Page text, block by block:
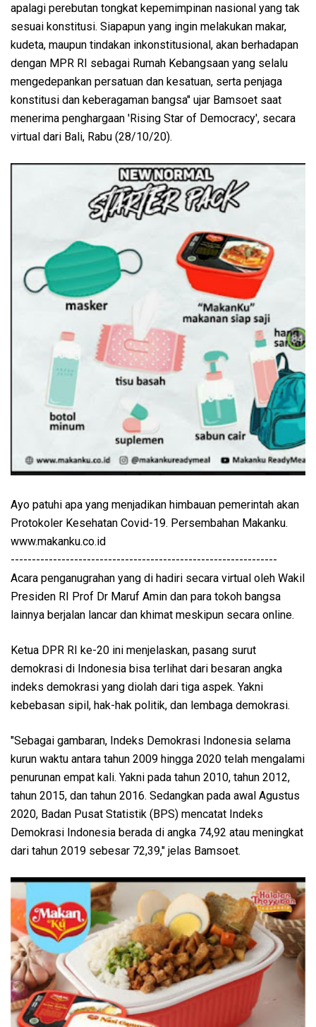
apalagi perebutan tongkat kepemimpinan nasional yang tak
sesuai konstitusi. Siapapun yang ingin melakukan makar,
kudeta, maupun tindakan inkonstitusional, akan berhadapan
dengan MPR RI sebagai Rumah Kebangsaan yang selalu
mengedepankan persatuan dan kesatuan, serta penjaga
konstitusi dan keberagaman bangsa" ujar Bamsoet saat
menerima penghargaan 'Rising Star of Democracy', secara
virtual dari Bali, Rabu (28/10/20).
Ayo patuhi apa yang menjadikan himbauan pemerintah akan
Protokoler Kesehatan Covid-19. Persembahan Makanku.
www.makanku.co.id
---------------------------------------------------------------
Acara penganugrahan yang di hadiri secara virtual oleh Wakil
Presiden RI Prof Dr Maruf Amin dan para tokoh bangsa
lainnya berjalan lancar dan khimat meskipun secara online.
Ketua DPR RI ke-20 ini menjelaskan, pasang surut
demokrasi di Indonesia bisa terlihat dari besaran angka
indeks demokrasi yang diolah dari tiga aspek. Yakni
kebebasan sipil, hak-hak politik, dan lembaga demokrasi.
"Sebagai gambaran, Indeks Demokrasi Indonesia selama
kurun waktu antara tahun 2009 hingga 2020 telah mengalami
penurunan empat kali. Yakni pada tahun 2010, tahun 2012,
tahun 2015, dan tahun 2016. Sedangkan pada awal Agustus
2020, Badan Pusat Statistik (BPS) mencatat Indeks
Demokrasi Indonesia berada di angka 74,92 atau meningkat
dari tahun 2019 sebesar 72,39," jelas Bamsoet.